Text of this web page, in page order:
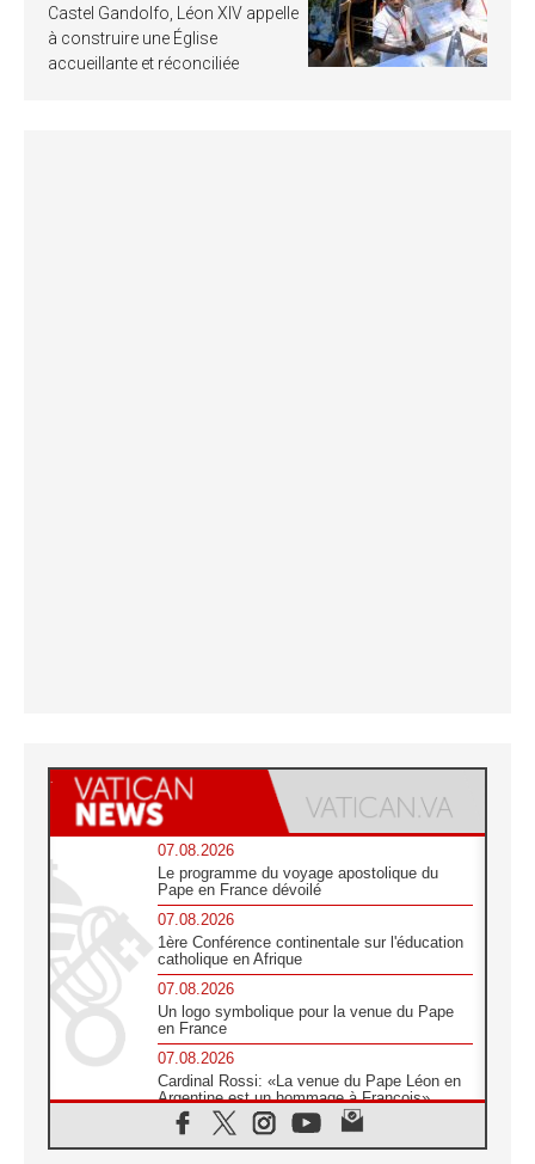
Castel Gandolfo, Léon XIV appelle
à construire une Église
accueillante et réconciliée
07.08.2026
Le programme du voyage apostolique du
Pape en France dévoilé
07.08.2026
1ère Conférence continentale sur l'éducation
catholique en Afrique
07.08.2026
Un logo symbolique pour la venue du Pape
en France
07.08.2026
Cardinal Rossi: «La venue du Pape Léon en
Argentine est un hommage à François»
07.08.2026
Hiroshima et Nagasaki, 81 ans après,